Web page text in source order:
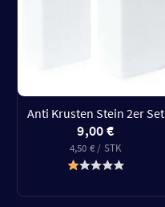
Anti Krusten Stein 2er Set
9,00 €
4,50 € / STK